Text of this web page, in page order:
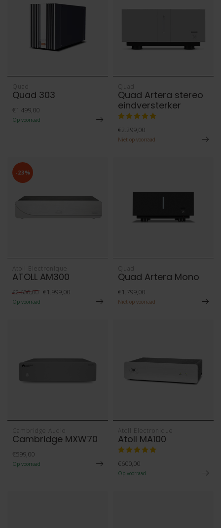
Quad
Quad 303
€1.499,00
Op voorraad
Quad
Quad Artera stereo
eindversterker
€2.299,00
Niet op voorraad
-23%
Atoll Electronique
ATOLL AM300
€2.600,00 €1.999,00
Op voorraad
Quad
Quad Artera Mono
€1.799,00
Niet op voorraad
Cambridge Audio
Cambridge MXW70
€599,00
Op voorraad
Atoll Electronique
Atoll MA100
€600,00
Op voorraad